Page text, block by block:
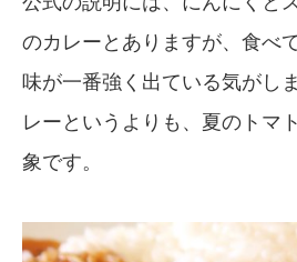
のカレーとありますが、食べ
味が一番強く出ている気がし
レーというよりも、夏のトマ
象です。